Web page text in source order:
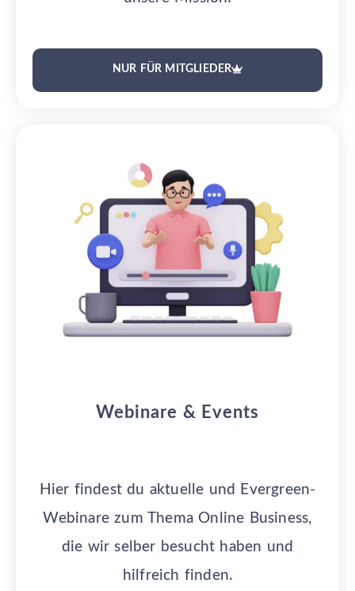
NUR FÜR MITGLIEDER
Webinare & Events
Hier findest du aktuelle und Evergreen-
Webinare zum Thema Online Business,
die wir selber besucht haben und
hilfreich finden.